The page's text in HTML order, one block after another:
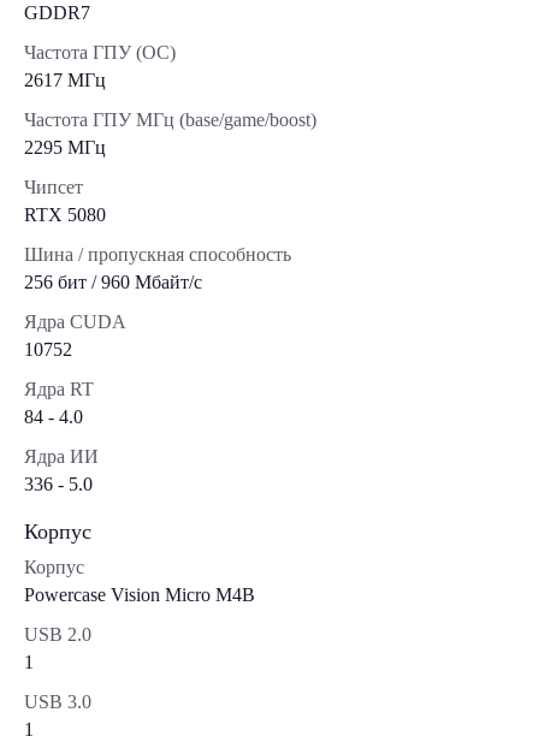
GDDR7
Частота ГПУ (OC)
2617 МГц
Частота ГПУ МГц (base/game/boost)
2295 МГц
Чипсет
RTX 5080
Шина / пропускная способность
256 бит / 960 Мбайт/с
Ядра CUDA
10752
Ядра RT
84 - 4.0
Ядра ИИ
336 - 5.0
Корпус
Корпус
Powercase Vision Micro M4B
USB 2.0
1
USB 3.0
1